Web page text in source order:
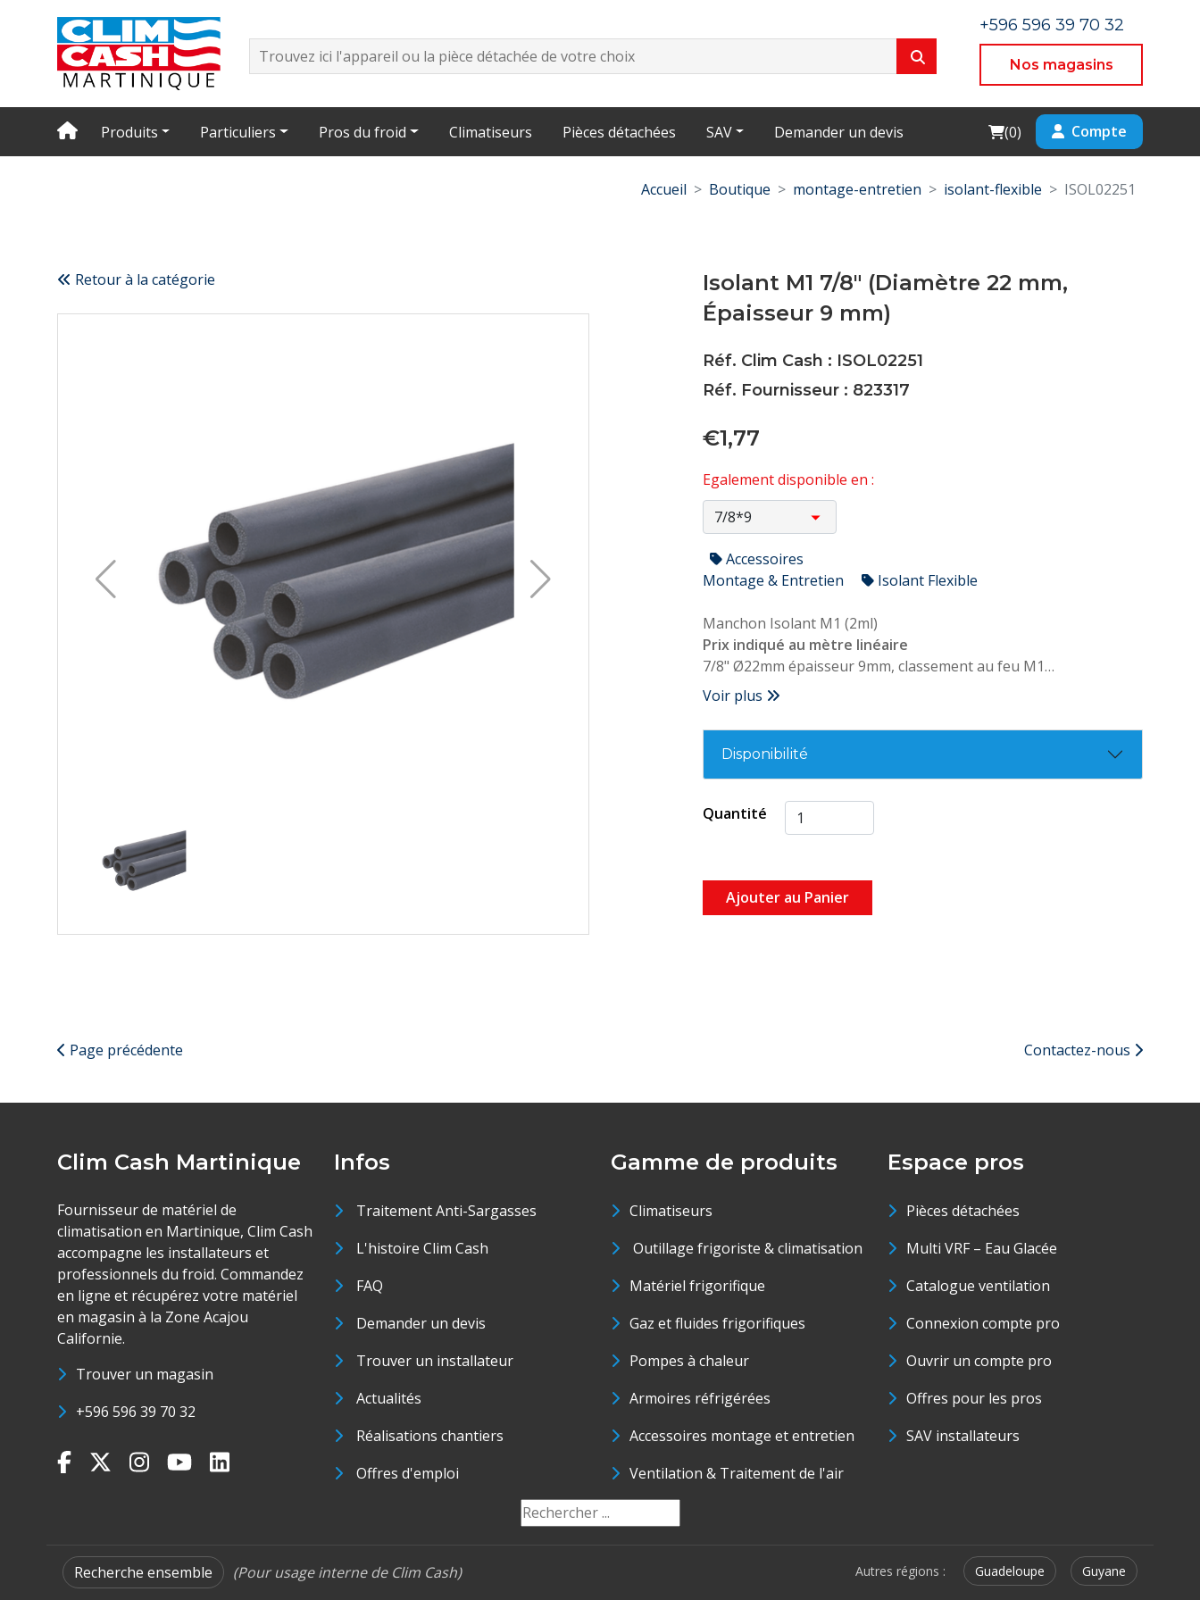
+596 596 39 70 32
Nos magasins
Produits Particuliers Pros du froid Climatiseurs Pièces détachées SAV Demander un devis Cart
(0) Compte
Accueil Boutique montage-entretien isolant-flexible ISOL02251
Retour à la catégorie
Isolant M1 7/8" (Diamètre 22 mm,
Épaisseur 9 mm)
Réf. Clim Cash : ISOL02251
Réf. Fournisseur : 823317
€1,77
Egalement disponible en :
Accessoires
Montage & Entretien
Isolant Flexible
Manchon Isolant M1 (2ml)
Prix indiqué au mètre linéaire
7/8" Ø22mm épaisseur 9mm, classement au feu M1
Conforme NF P. 92.507
Voir plus
Disponibilité
Quantité
Ajouter au Panier
Page précédente Contactez-nous
Clim Cash Martinique
Fournisseur de matériel de
climatisation en Martinique, Clim Cash
accompagne les installateurs et
professionnels du froid. Commandez
en ligne et récupérez votre matériel
en magasin à la Zone Acajou
Californie.
Trouver un magasin
+596 596 39 70 32
Infos
Traitement Anti-Sargasses
L'histoire Clim Cash
FAQ
Demander un devis
Trouver un installateur
Actualités
Réalisations chantiers
Offres d'emploi
Gamme de produits
Climatiseurs
Outillage frigoriste & climatisation
Matériel frigorifique
Gaz et fluides frigorifiques
Pompes à chaleur
Armoires réfrigérées
Accessoires montage et entretien
Ventilation & Traitement de l'air
Espace pros
Pièces détachées
Multi VRF – Eau Glacée
Catalogue ventilation
Connexion compte pro
Ouvrir un compte pro
Offres pour les pros
SAV installateurs
Recherche ensemble (Pour usage interne de Clim Cash) Autres régions : Guadeloupe Guyane